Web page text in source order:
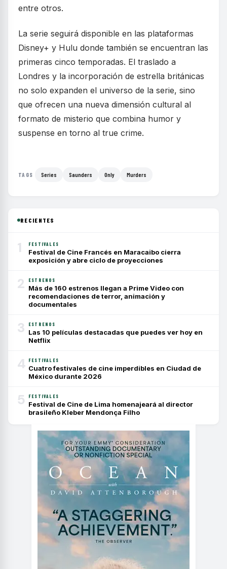
entre otros.
La serie seguirá disponible en las plataformas
Disney+ y Hulu donde también se encuentran las
primeras cinco temporadas. El traslado a
Londres y la incorporación de estrella británicas
no solo expanden el universo de la serie, sino
que ofrecen una nueva dimensión cultural al
formato de misterio que combina humor y
suspense en torno al true crime.
TAGS Series Saunders Only Murders
RECIENTES
1 FESTIVALES
Festival de Cine Francés en Maracaibo cierra
exposición y abre ciclo de proyecciones
2 ESTRENOS
Más de 160 estrenos llegan a Prime Video con
recomendaciones de terror, animación y
documentales
3 ESTRENOS
Las 10 películas destacadas que puedes ver hoy en
Netflix
4 FESTIVALES
Cuatro festivales de cine imperdibles en Ciudad de
México durante 2026
5 FESTIVALES
Festival de Cine de Lima homenajeará al director
brasileño Kleber Mendonça Filho